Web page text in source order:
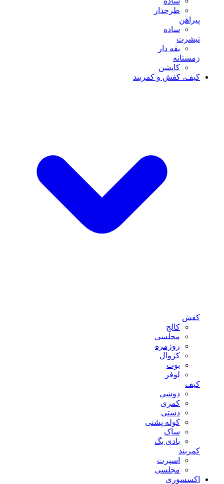
طرحدار
پیراهن
ساده
تیشرت
یقه دار
زمستانه
کاپشن
کیف، کفش و کمربند
کفش
کالج
مجلسی
روزمره
کژوال
بوت
لوفر
کیف
دوشی
کمری
دستی
کوله پشتی
ساک
بادی بگ
کمربند
اسپرت
مجلسی
اکسسوری